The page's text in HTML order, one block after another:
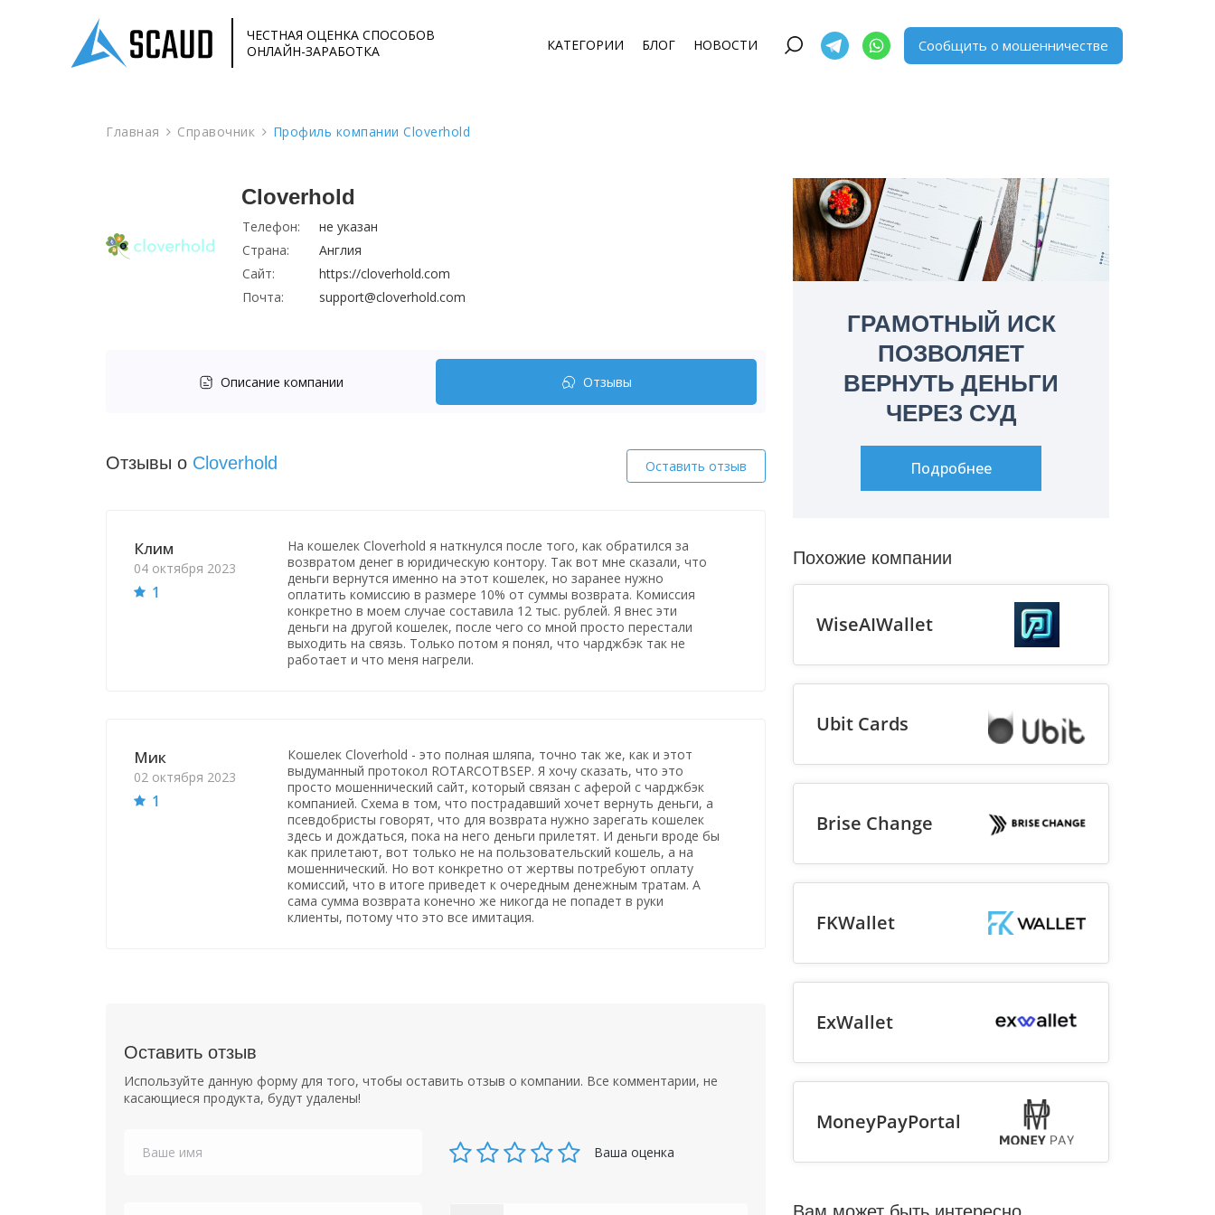
ЧЕСТНАЯ ОЦЕНКА СПОСОБОВ
ОНЛАЙН-ЗАРАБОТКА
КАТЕГОРИИ БЛОГ НОВОСТИ Сообщить о мошенничестве
Главная Справочник Профиль компании Cloverhold
Cloverhold
Телефон:
не указан
Страна:
Англия
Сайт:
https://cloverhold.com
Почта:
support@cloverhold.com
Описание компании Отзывы
Отзывы о Cloverhold Оставить отзыв
Клим
04 октября 2023
1
На кошелек Cloverhold я наткнулся после того, как обратился за
возвратом денег в юридическую контору. Так вот мне сказали, что
деньги вернутся именно на этот кошелек, но заранее нужно
оплатить комиссию в размере 10% от суммы возврата. Комиссия
конкретно в моем случае составила 12 тыс. рублей. Я внес эти
деньги на другой кошелек, после чего со мной просто перестали
выходить на связь. Только потом я понял, что чарджбэк так не
работает и что меня нагрели.
Мик
02 октября 2023
1
Кошелек Cloverhold - это полная шляпа, точно так же, как и этот
выдуманный протокол ROTARCOTBSEP. Я хочу сказать, что это
просто мошеннический сайт, который связан с аферой с чарджбэк
компанией. Схема в том, что пострадавший хочет вернуть деньги, а
псевдобристы говорят, что для возврата нужно зарегать кошелек
здесь и дождаться, пока на него деньги прилетят. И деньги вроде бы
как прилетают, вот только не на пользовательский кошель, а на
мошеннический. Но вот конкретно от жертвы потребуют оплату
комиссий, что в итоге приведет к очередным денежным тратам. А
сама сумма возврата конечно же никогда не попадет в руки
клиенты, потому что это все имитация.
Оставить отзыв
Используйте данную форму для того, чтобы оставить отзыв о компании. Все комментарии, не
касающиеся продукта, будут удалены!
Ваша оценка
ГРАМОТНЫЙ ИСК
ПОЗВОЛЯЕТ
ВЕРНУТЬ ДЕНЬГИ
ЧЕРЕЗ СУД
Подробнее
Похожие компании
WiseAIWallet
Ubit Cards
Brise Change
FKWallet
ExWallet
MoneyPayPortal